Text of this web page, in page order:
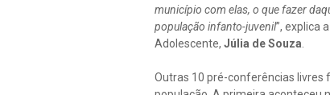
município com elas, o que fazer
população infanto-juvenil”, explica
Adolescente, Júlia de Souza
Outras 10 pré-conferências livres